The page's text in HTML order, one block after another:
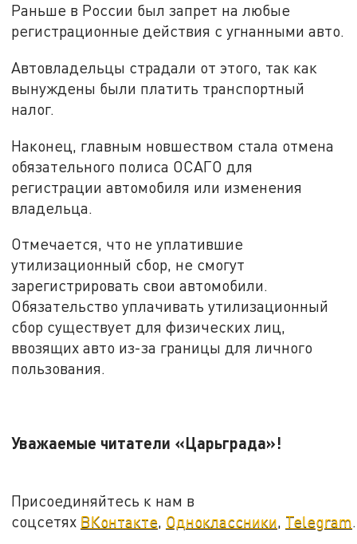
Раньше в России был запрет на любые
регистрационные действия с угнанными авто.
Автовладельцы страдали от этого, так как
вынуждены были платить транспортный
налог.
Наконец, главным новшеством стала отмена
обязательного полиса ОСАГО для
регистрации автомобиля или изменения
владельца.
Отмечается, что не уплатившие
утилизационный сбор, не смогут
зарегистрировать свои автомобили.
Обязательство уплачивать утилизационный
сбор существует для физических лиц,
ввозящих авто из-за границы для личного
пользования.
Уважаемые читатели «Царьграда»!
Присоединяйтесь к нам в
соцсетях ВКонтакте, Одноклассники, Telegram.